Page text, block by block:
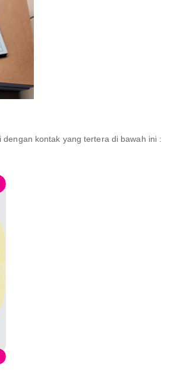
kontak yang tertera di bawah ini :